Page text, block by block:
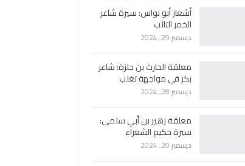
أشعار أبو نواس: سيرة شاعر
الخمر التائب
ديسمبر 29, 2024
معلقة الحارث بن حلزة: شاعر
بكر في مواجهة تغلب
ديسمبر 28, 2024
معلقة زهير بن أبي سلمى:
سيرة حكيم الشعراء
ديسمبر 20, 2024